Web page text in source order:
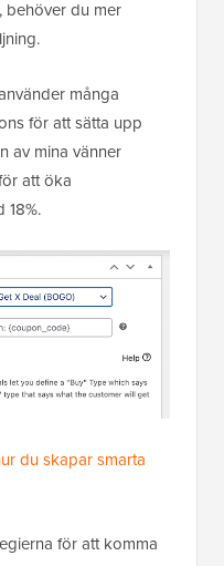
behöver du mer
många
för att sätta upp
av mina vänner
att öka
du skapar smarta
för att komma